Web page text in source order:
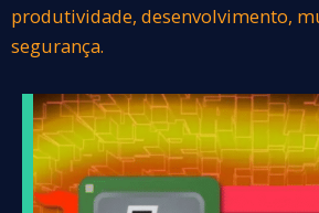
produtividade, desenvolvimento,
segurança.